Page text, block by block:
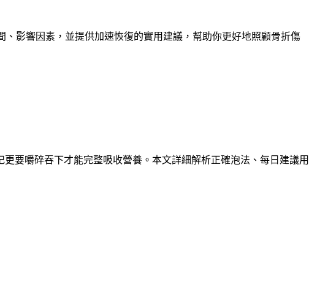
影響因素，並提供加速恢復的實用建議，幫助你更好地照顧骨折傷
要嚼碎吞下才能完整吸收營養。本文詳細解析正確泡法、每日建議用